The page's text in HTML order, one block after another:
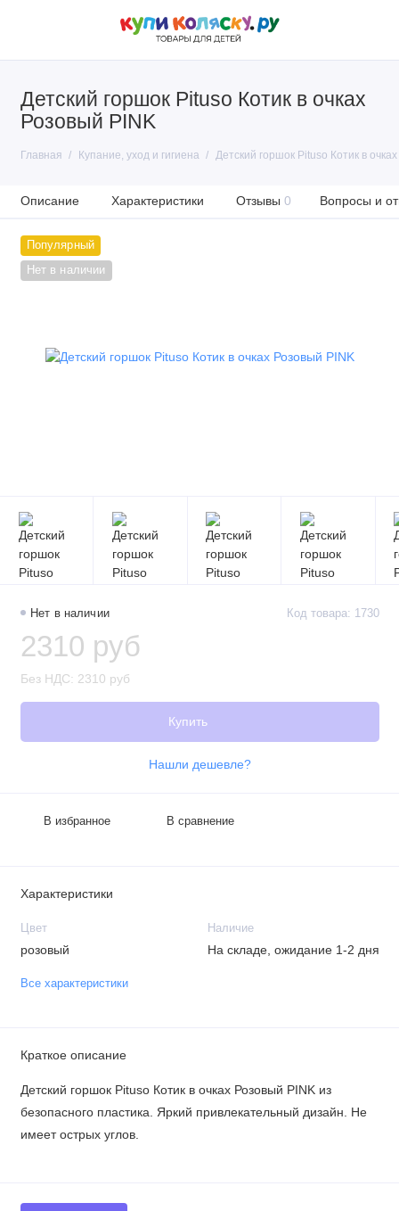
Детский горшок Pituso Котик в очках
Розовый PINK
Главная Купание, уход и гигиена Детский горшок Pituso Котик в
Описание Характеристики Отзывы 0 Вопросы и
Популярный
Нет в наличии
Нет в наличии Код товара: 1730
2310 руб
Без НДС: 2310 руб
Купить
Нашли дешевле?
В избранное В сравнение
Характеристики
Цвет
розовый
Наличие
На складе, ожидание 1-2 дня
Все характеристики
Краткое описание
Детский горшок Pituso Котик в очках Розовый PINK из
безопасного пластика. Яркий привлекательный дизайн. Не
имеет острых углов.